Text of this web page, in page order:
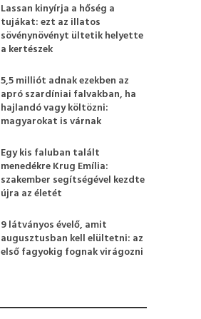
Lassan kinyírja a hőség a
tujákat: ezt az illatos
sövénynövényt ültetik helyette
a kertészek
5,5 milliót adnak ezekben az
apró szardíniai falvakban, ha
hajlandó vagy költözni:
magyarokat is várnak
Egy kis faluban talált
menedékre Krug Emília:
szakember segítségével kezdte
újra az életét
9 látványos évelő, amit
augusztusban kell elültetni: az
első fagyokig fognak virágozni